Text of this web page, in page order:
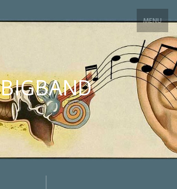
MENU
BIGBAND